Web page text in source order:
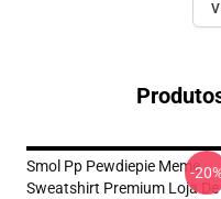
Smol Pp Pewdiepie Meme
Sweatshirt Premium Loja De
-